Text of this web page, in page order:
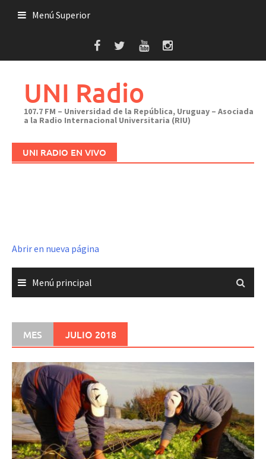
Menú Superior
UNI Radio
107.7 FM – Universidad de la República, Uruguay – Asociada
a la Radio Internacional Universitaria (RIU)
UNI RADIO EN VIVO
Abrir en nueva página
Menú principal
MES JULIO 2018